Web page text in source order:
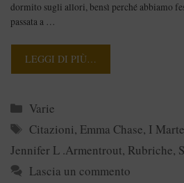
dormito sugli allori, bensì perché abbiamo
passata a …
LEGGI DI PIÙ…
Categorie
Varie
Tag
Citazioni, Emma Chase, I
Jennifer L .Armentrout, Rubriche,
Lascia un commento